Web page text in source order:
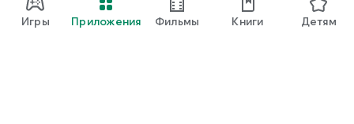
Игры Приложения Фильмы Книги Детям